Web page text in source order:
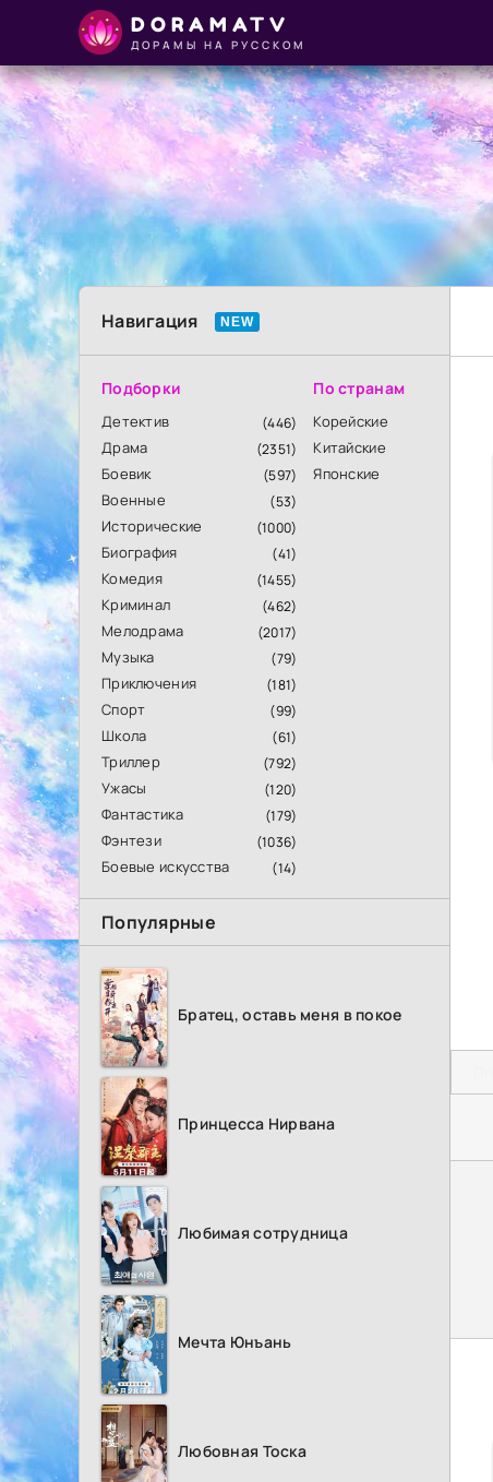
DORAMATV
ДОРАМЫ НА РУССКОМ
Навигация
Подборки
Детектив (446)
Драма (2351)
Боевик (597)
Военные (53)
Исторические (1000)
Биография (41)
Комедия (1455)
Криминал (462)
Мелодрама (2017)
Музыка (79)
Приключения (181)
Спорт (99)
Школа (61)
Триллер (792)
Ужасы (120)
Фантастика (179)
Фэнтези (1036)
Боевые искусства (14)
По странам
Корейские
Китайские
Японские
Популярные
Братец, оставь меня в покое
Принцесса Нирвана
Любимая сотрудница
Мечта Юнъань
Любовная Тоска